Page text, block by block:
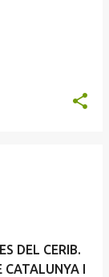
DEL CERIB.
CATALUNYA I